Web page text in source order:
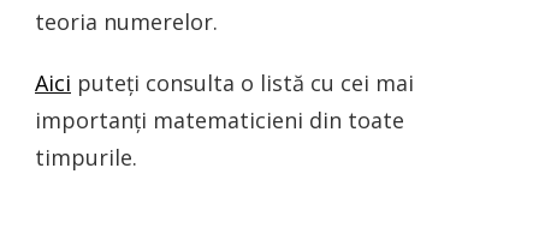
teoria numerelor.
Aici puteți consulta o listă cu cei mai
importanți matematicieni din toate
timpurile.